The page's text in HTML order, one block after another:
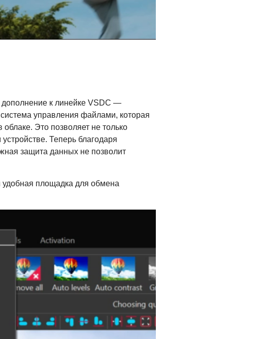
к линейке VSDC —
управления файлами, которая
Это позволяет не только
Теперь благодаря
защита данных не позволит
площадка для обмена